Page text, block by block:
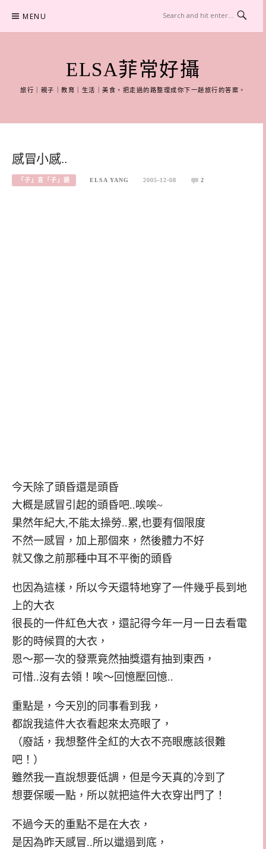
content
MENU
ELSA菲常好攝
旅行｜親子｜教育｜生活｜美食，把走過的路整理成你下一趟旅行的答案。
感冒小感..
「子」言「子」語 ELSA YANG 2005-12-08 2
今天除了頭昏還是頭昏
大概是感冒引起的頭昏吧..唉唉~
果然年紀大,不能太操勞..累,也要有個限度
不然一感冒，加上那個來，然後體力不好
就又像之前那種中耳不平衡的頭昏
也因為這樣，所以今天還特地穿了一件幾乎長到地
上的大衣
很長的一件紅色大衣，還記得今年一月一日去看電
影的時候買的大衣，
恩～那一次的發票竟然抽獎還有抽到東西，
可惜..沒有去領！唉～回憶壓回憶..
重點是，今天別的同事看到我，
都說我這件大衣看起來太亮眼了，
（廢話，我想整件全紅的大衣不亮眼應該很難
吧！）
雖然我一直說想要低調，但是今天真的冷到了
想要保暖一點，所以就把這件大衣穿出門了！
不過今天的重點不是在大衣，
是因為昨天感冒..所以邋遢到底，